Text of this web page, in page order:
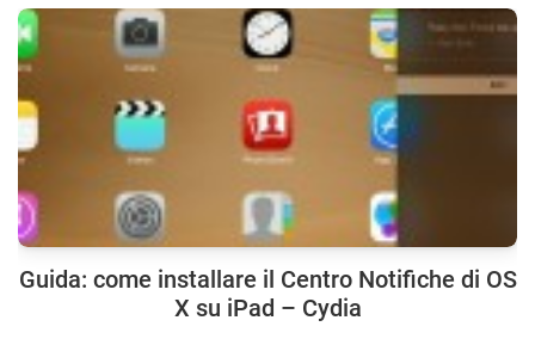
Guida: come installare il Centro Notifiche di OS
X su iPad – Cydia